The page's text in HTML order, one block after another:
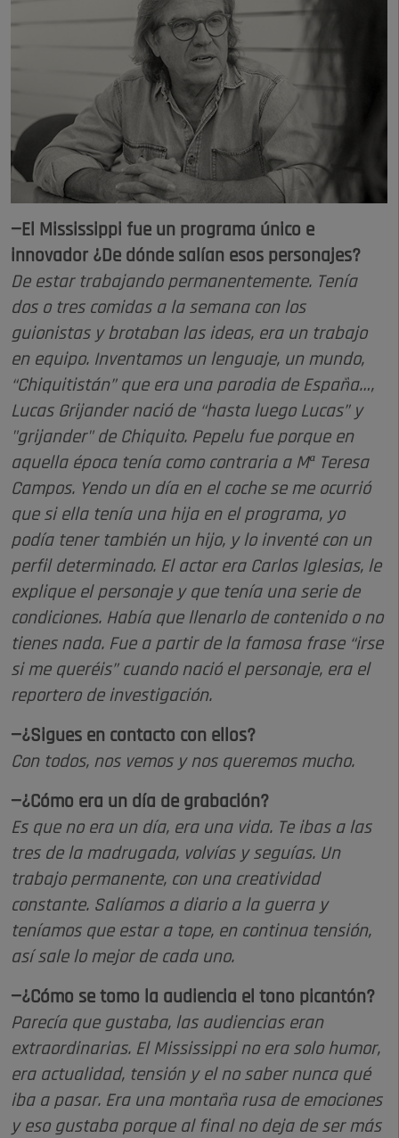
—El Mississippi fue un programa único e
innovador ¿De dónde salían esos personajes?
De estar trabajando permanentemente. Tenía
dos o tres comidas a la semana con los
guionistas y brotaban las ideas, era un trabajo
en equipo. Inventamos un lenguaje, un mundo,
“Chiquitistán” que era una parodia de España…,
Lucas Grijander nació de “hasta luego Lucas” y
"grijander" de Chiquito. Pepelu fue porque en
aquella época tenía como contraria a Mª Teresa
Campos. Yendo un día en el coche se me ocurrió
que si ella tenía una hija en el programa, yo
podía tener también un hijo, y lo inventé con un
perfil determinado. El actor era Carlos Iglesias, le
explique el personaje y que tenía una serie de
condiciones. Había que llenarlo de contenido o no
tienes nada. Fue a partir de la famosa frase “irse
si me queréis” cuando nació el personaje, era el
reportero de investigación.
—¿Sigues en contacto con ellos?
Con todos, nos vemos y nos queremos mucho.
—¿Cómo era un día de grabación?
Es que no era un día, era una vida. Te ibas a las
tres de la madrugada, volvías y seguías. Un
trabajo permanente, con una creatividad
constante. Salíamos a diario a la guerra y
teníamos que estar a tope, en continua tensión,
así sale lo mejor de cada uno.
—¿Cómo se tomo la audiencia el tono picantón?
Parecía que gustaba, las audiencias eran
extraordinarias. El Mississippi no era solo humor,
era actualidad, tensión y el no saber nunca qué
iba a pasar. Era una montaña rusa de emociones
y eso gustaba porque al final no deja de ser más